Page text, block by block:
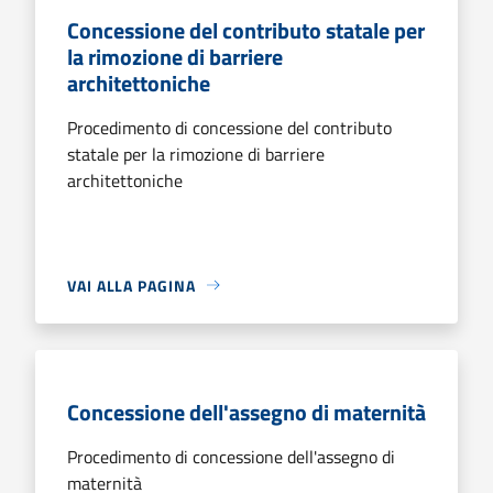
Concessione del contributo statale per
la rimozione di barriere
architettoniche
Procedimento di concessione del contributo
statale per la rimozione di barriere
architettoniche
VAI ALLA PAGINA
Concessione dell'assegno di maternità
Procedimento di concessione dell'assegno di
maternità